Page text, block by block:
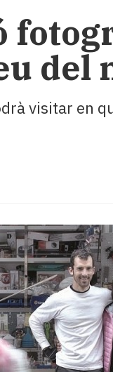
del
visitar en